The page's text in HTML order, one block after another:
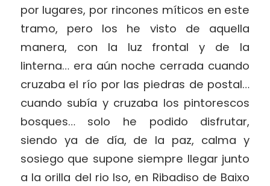
por lugares, por rincones míticos en este
tramo, pero los he visto de aquella
manera, con la luz frontal y de la
linterna… era aún noche cerrada cuando
cruzaba el río por las piedras de postal…
cuando subía y cruzaba los pintorescos
bosques… solo he podido disfrutar,
siendo ya de día, de la paz, calma y
sosiego que supone siempre llegar junto
a la orilla del rio Iso, en Ribadiso de Baixo